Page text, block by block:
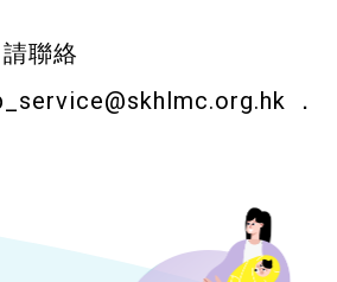
聯絡
．